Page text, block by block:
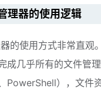
理器的使用逻辑
的使用方式非常直观
成几乎所有的文件管
PowerShell），文件